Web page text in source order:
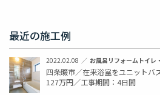
最近の施工例
2022.02.08 お風呂リフォーム トイレ
四条畷市／在来浴室をユニットバ
127万円／工事期間：4日間